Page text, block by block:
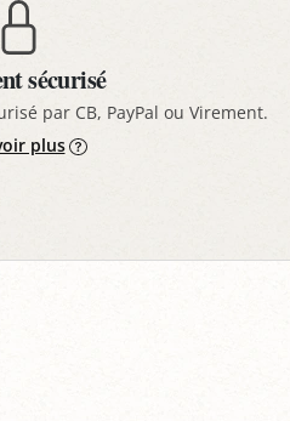
sécurisé
par CB, PayPal ou Virement.
plus